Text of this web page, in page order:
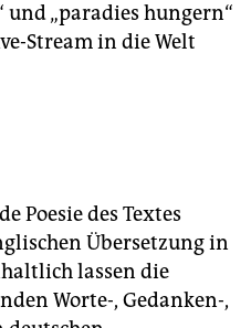
„paradies hungern“
Stream in die Welt
Poesie des Textes
Übersetzung in
lassen die
Worte-, Gedanken-,